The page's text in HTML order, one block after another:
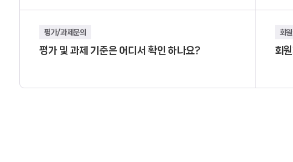
평가/과제문의
평가 및 과제 기준은 어디서 확인 하나요?
회
회